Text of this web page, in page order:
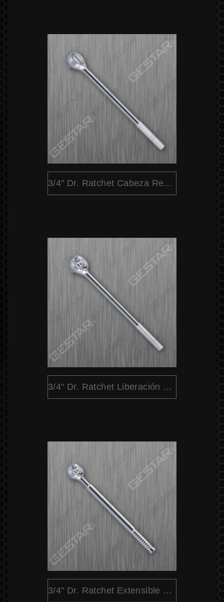
3/4" Dr. Ratchet Cabeza Redondo
3/4" Dr. Ratchet Liberación Rápida Cabeza Redondo
3/4" Dr. Ratchet Extensible Liberación Rápida Cabeza Redondo